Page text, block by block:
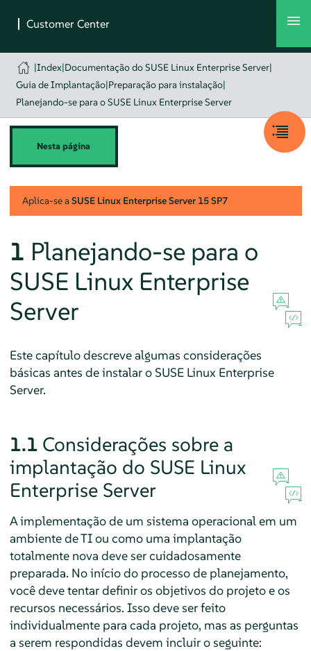
|Index|Documentação do SUSE Linux Enterprise Server|
Guia de Implantação|Preparação para instalação|
Planejando-se para o SUSE Linux Enterprise Server
Nesta página
Aplica-se aSUSE Linux Enterprise Server 15 SP7
1 Planejando-se para o
SUSE Linux Enterprise
Server
Este capítulo descreve algumas considerações
básicas antes de instalar o SUSE Linux Enterprise
Server.
1.1 Considerações sobre a
implantação do SUSE Linux
Enterprise Server
A implementação de um sistema operacional em um
ambiente de TI ou como uma implantação
totalmente nova deve ser cuidadosamente
preparada. No início do processo de planejamento,
você deve tentar definir os objetivos do projeto e os
recursos necessários. Isso deve ser feito
individualmente para cada projeto, mas as perguntas
a serem respondidas devem incluir o seguinte: